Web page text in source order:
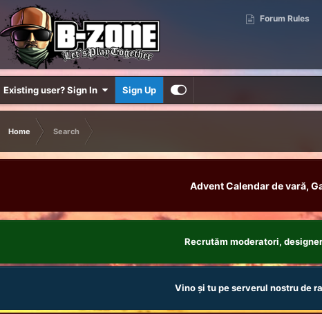
Forum Rules
Existing user? Sign In Sign Up
Home Search
Advent Calendar de vară,
Recrutăm moderatori,
Vino și tu pe serverul nostru de